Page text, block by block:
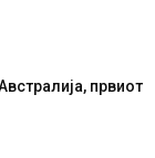
првиот